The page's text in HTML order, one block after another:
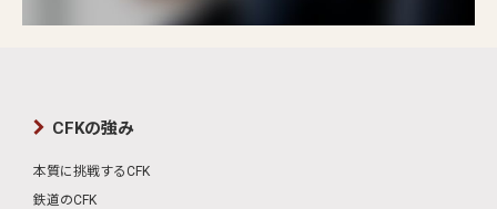
CFKの強み
本質に挑戦するCFK
鉄道のCFK